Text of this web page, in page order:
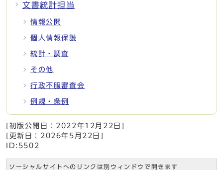
文書統計担当
情報公開
個人情報保護
統計・調査
その他
行政不服審査会
例規・条例
[初版公開日： 2022年12月22日
[更新日： 2026年5月22日
ID:5502
ソーシャルサイトへのリンクは別ウィンドウで開きます